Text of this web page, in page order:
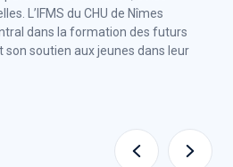
L’IFMS du CHU de Nîmes
dans la formation des futurs
soutien aux jeunes dans leur